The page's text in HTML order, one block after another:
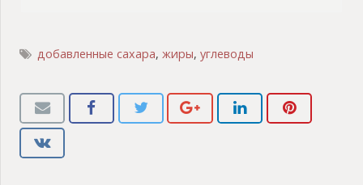
добавленные сахара,жиры,углеводы